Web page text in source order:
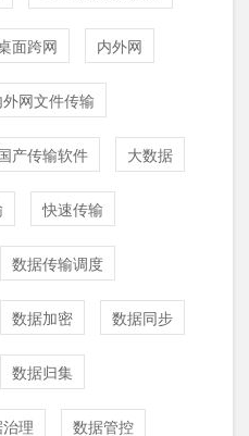
面跨网 内外网
外网文件传输
产传输软件 大数据
快速传输
数据传输调度
数据加密 数据同步
数据归集
理 数据管控